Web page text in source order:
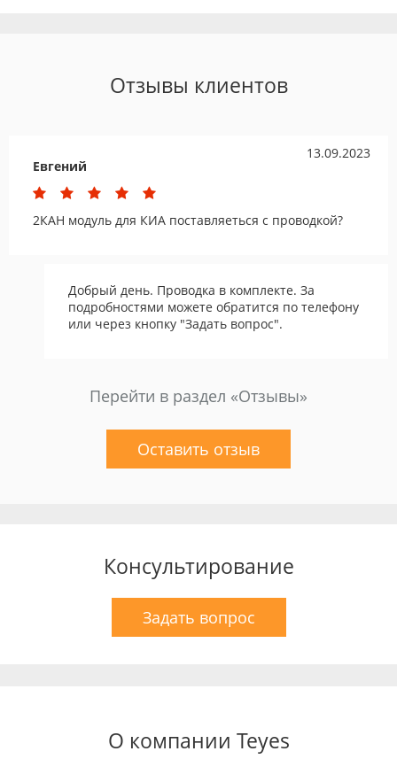
Отзывы клиентов
13.09.2023
Евгений
2КАН модуль для КИА поставляеться с проводкой?
Добрый день. Проводка в комплекте. За
подробностями можете обратится по телефону
или через кнопку "Задать вопрос".
Перейти в раздел «Отзывы»
Оставить отзыв
Консультирование
Задать вопрос
О компании Teyes